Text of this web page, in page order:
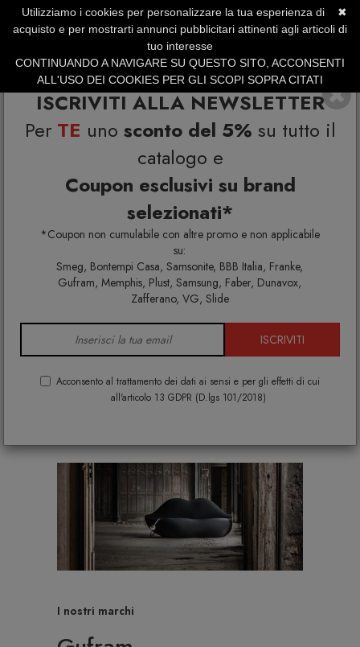
ISCRIVITI ALLA NEWSLETTER
Per TE uno sconto del 5% su tutto il
catalogo e
Coupon esclusivi su brand
selezionati*
*Coupon non cumulabile con altre promo e non applicabile
su:
Smeg, Bontempi Casa, Samsonite, BBB Italia, Franke,
Gufram, Memphis, Plust, Samsung, Faber, Dunavox,
Zafferano, VG, Slide
ISCRIVITI
Acconsento al trattamento dei dati ai sensi e per gli effetti di cui
all'articolo 13 GDPR (D.lgs 101/2018)
SERVIZIO CLIENTI +39.0773.470.562
SUMMER SALES | Fino al 31 Agosto
Home Gufram
I nostri marchi
✖
Utilizziamo i cookies per personalizzare la tua esperienza di
acquisto e per mostrarti annunci pubblicitari attinenti agli articoli di
tuo interesse
CONTINUANDO A NAVIGARE SU QUESTO SITO, ACCONSENTI
ALL'USO DEI COOKIES PER GLI SCOPI SOPRA CITATI